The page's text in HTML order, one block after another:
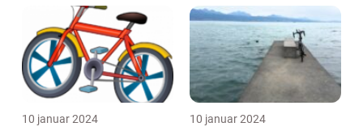
10 januar 2024 10 januar 2024